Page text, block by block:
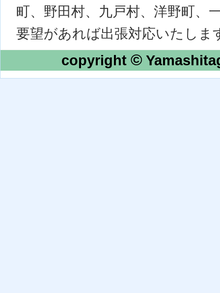
町、野田村、九戸村、洋野町、
要望があれば出張対応いたしま
copyright ©